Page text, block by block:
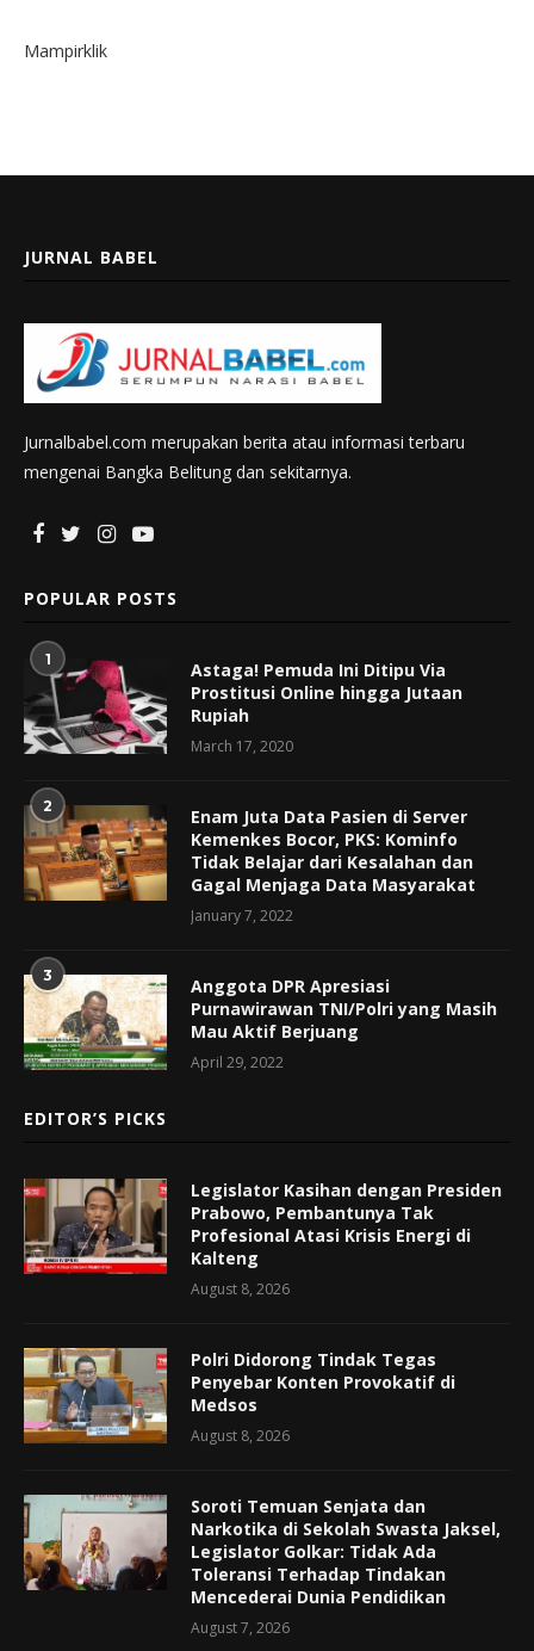
Mampirklik
JURNAL BABEL
Jurnalbabel.com merupakan berita atau informasi terbaru
mengenai Bangka Belitung dan sekitarnya.
POPULAR POSTS
1
Astaga! Pemuda Ini Ditipu Via
Prostitusi Online hingga Jutaan
Rupiah
March 17, 2020
2
Enam Juta Data Pasien di Server
Kemenkes Bocor, PKS: Kominfo
Tidak Belajar dari Kesalahan dan
Gagal Menjaga Data Masyarakat
January 7, 2022
3
Anggota DPR Apresiasi
Purnawirawan TNI/Polri yang Masih
Mau Aktif Berjuang
April 29, 2022
EDITOR’S PICKS
Legislator Kasihan dengan Presiden
Prabowo, Pembantunya Tak
Profesional Atasi Krisis Energi di
Kalteng
August 8, 2026
Polri Didorong Tindak Tegas
Penyebar Konten Provokatif di
Medsos
August 8, 2026
Soroti Temuan Senjata dan
Narkotika di Sekolah Swasta Jaksel,
Legislator Golkar: Tidak Ada
Toleransi Terhadap Tindakan
Mencederai Dunia Pendidikan
August 7, 2026